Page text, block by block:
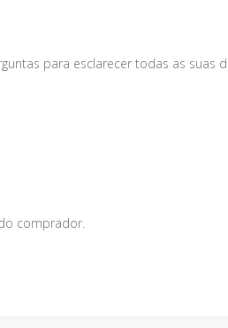
para esclarecer todas as suas
comprador.